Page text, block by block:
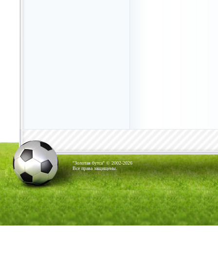
"Золотая бутса" © 2002-2026
Все права защищены.